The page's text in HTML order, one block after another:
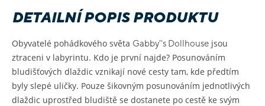
DETAILNÍ POPIS PRODUKTU
Obyvatelé pohádkového světa Gabby''s Dollhouse jsou
ztraceni v labyrintu. Kdo je první najde? Posunováním
bludišťových dlaždic vznikají nové cesty tam, kde předtím
byly slepé uličky. Pouze šikovným posunováním jednotlivých
dlaždic uprostřed bludiště se dostanete po cestě ke svým